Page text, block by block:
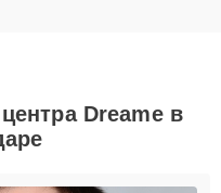
Dreame в